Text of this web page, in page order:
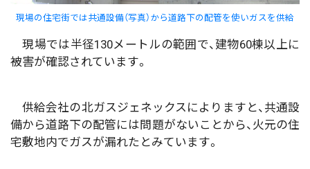
現場の住宅街では共通設備（写真）から道路下の配管を使いガスを供給
現場では半径130メートルの範囲で、建物60棟以上に
被害が確認されています。
供給会社の北ガスジェネックスによりますと、共通設
備から道路下の配管には問題がないことから、火元の住
宅敷地内でガスが漏れたとみています。